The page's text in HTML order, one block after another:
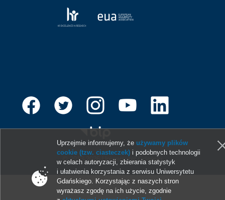
© 2013-2026 Uniwersytet Gdański
Uprzejmie informujemy, że używamy plików
cookie (tzw. ciasteczek) i podobnych technologii
w celach autoryzacji, zbierania statystyk
i ułatwienia korzystania z serwisu Uniwersytetu
Gdańskiego. Korzystając z naszych stron
wyrażasz zgodę na ich użycie, zgodnie